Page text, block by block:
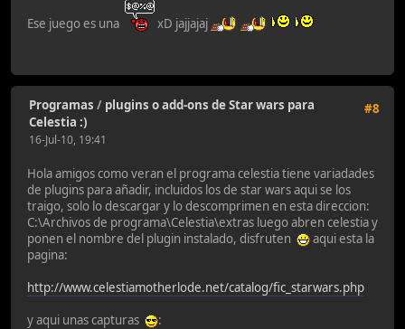
Ese juego es una xD jajjajaj
#8
Programas / plugins o add-ons de Star wars para
Celestia :)
16-Jul-10, 19:41
Hola amigos como veran el programa celestia tiene variadades
de plugins para añadir, incluidos los de star wars aqui se los
traigo, solo lo descargar y lo descomprimen en esta direccion:
C:\Archivos de programa\Celestia\extras luego abren celestia y
ponen el nombre del plugin instalado, disfruten
aqui esta la
pagina:
http://www.celestiamotherlode.net/catalog/fic_starwars.php
y aqui unas capturas
: